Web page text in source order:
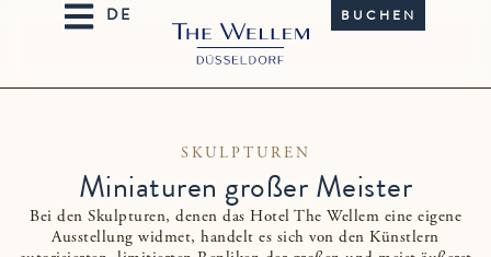
BUCHEN
SKULPTUREN
Miniaturen großer Meister
Bei den Skulpturen, denen das Hotel The Wellem eine eigene
Ausstellung widmet, handelt es sich von den Künstlern